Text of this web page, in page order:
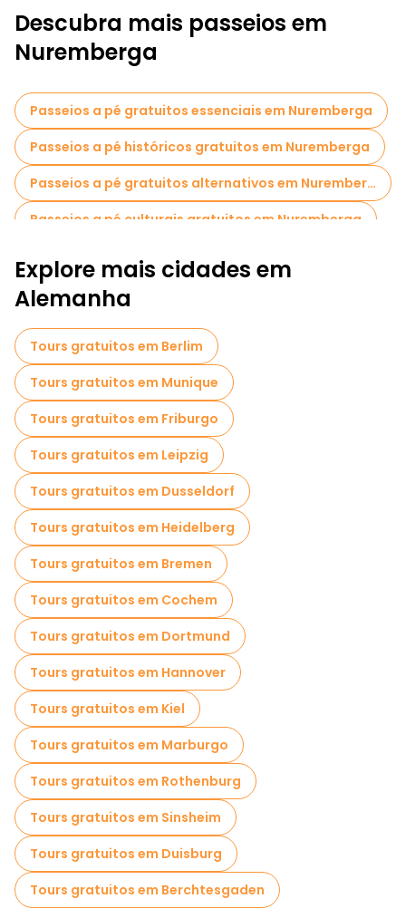
Descubra mais passeios em
Nuremberga
Passeios a pé gratuitos essenciais em Nuremberga
Passeios a pé históricos gratuitos em Nuremberga
Passeios a pé gratuitos alternativos em Nuremberga
Passeios a pé culturais gratuitos em Nuremberga
Passeios autoguiados em Nuremberga
Visitas gratuitas à guerra em Nuremberga
Visita guiada gratuita à cidade velha Nuremberga
Passeios gratuitos perto Hauptmarkt
Passeios gratuitos perto Frauenkirche
Explore mais cidades em
Alemanha
Tours gratuitos em Berlim
Tours gratuitos em Munique
Tours gratuitos em Friburgo
Tours gratuitos em Leipzig
Tours gratuitos em Dusseldorf
Tours gratuitos em Heidelberg
Tours gratuitos em Bremen
Tours gratuitos em Cochem
Tours gratuitos em Dortmund
Tours gratuitos em Hannover
Tours gratuitos em Kiel
Tours gratuitos em Marburgo
Tours gratuitos em Rothenburg
Tours gratuitos em Sinsheim
Tours gratuitos em Duisburg
Tours gratuitos em Berchtesgaden